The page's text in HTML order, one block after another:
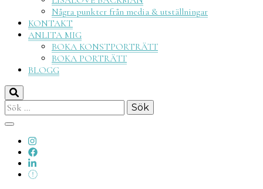
Några punkter från media & utställningar
KONTAKT
ANLITA MIG
BOKA KONSTPORTRÄTT
BOKA PORTRÄTT
BLOGG
Sök
efter: